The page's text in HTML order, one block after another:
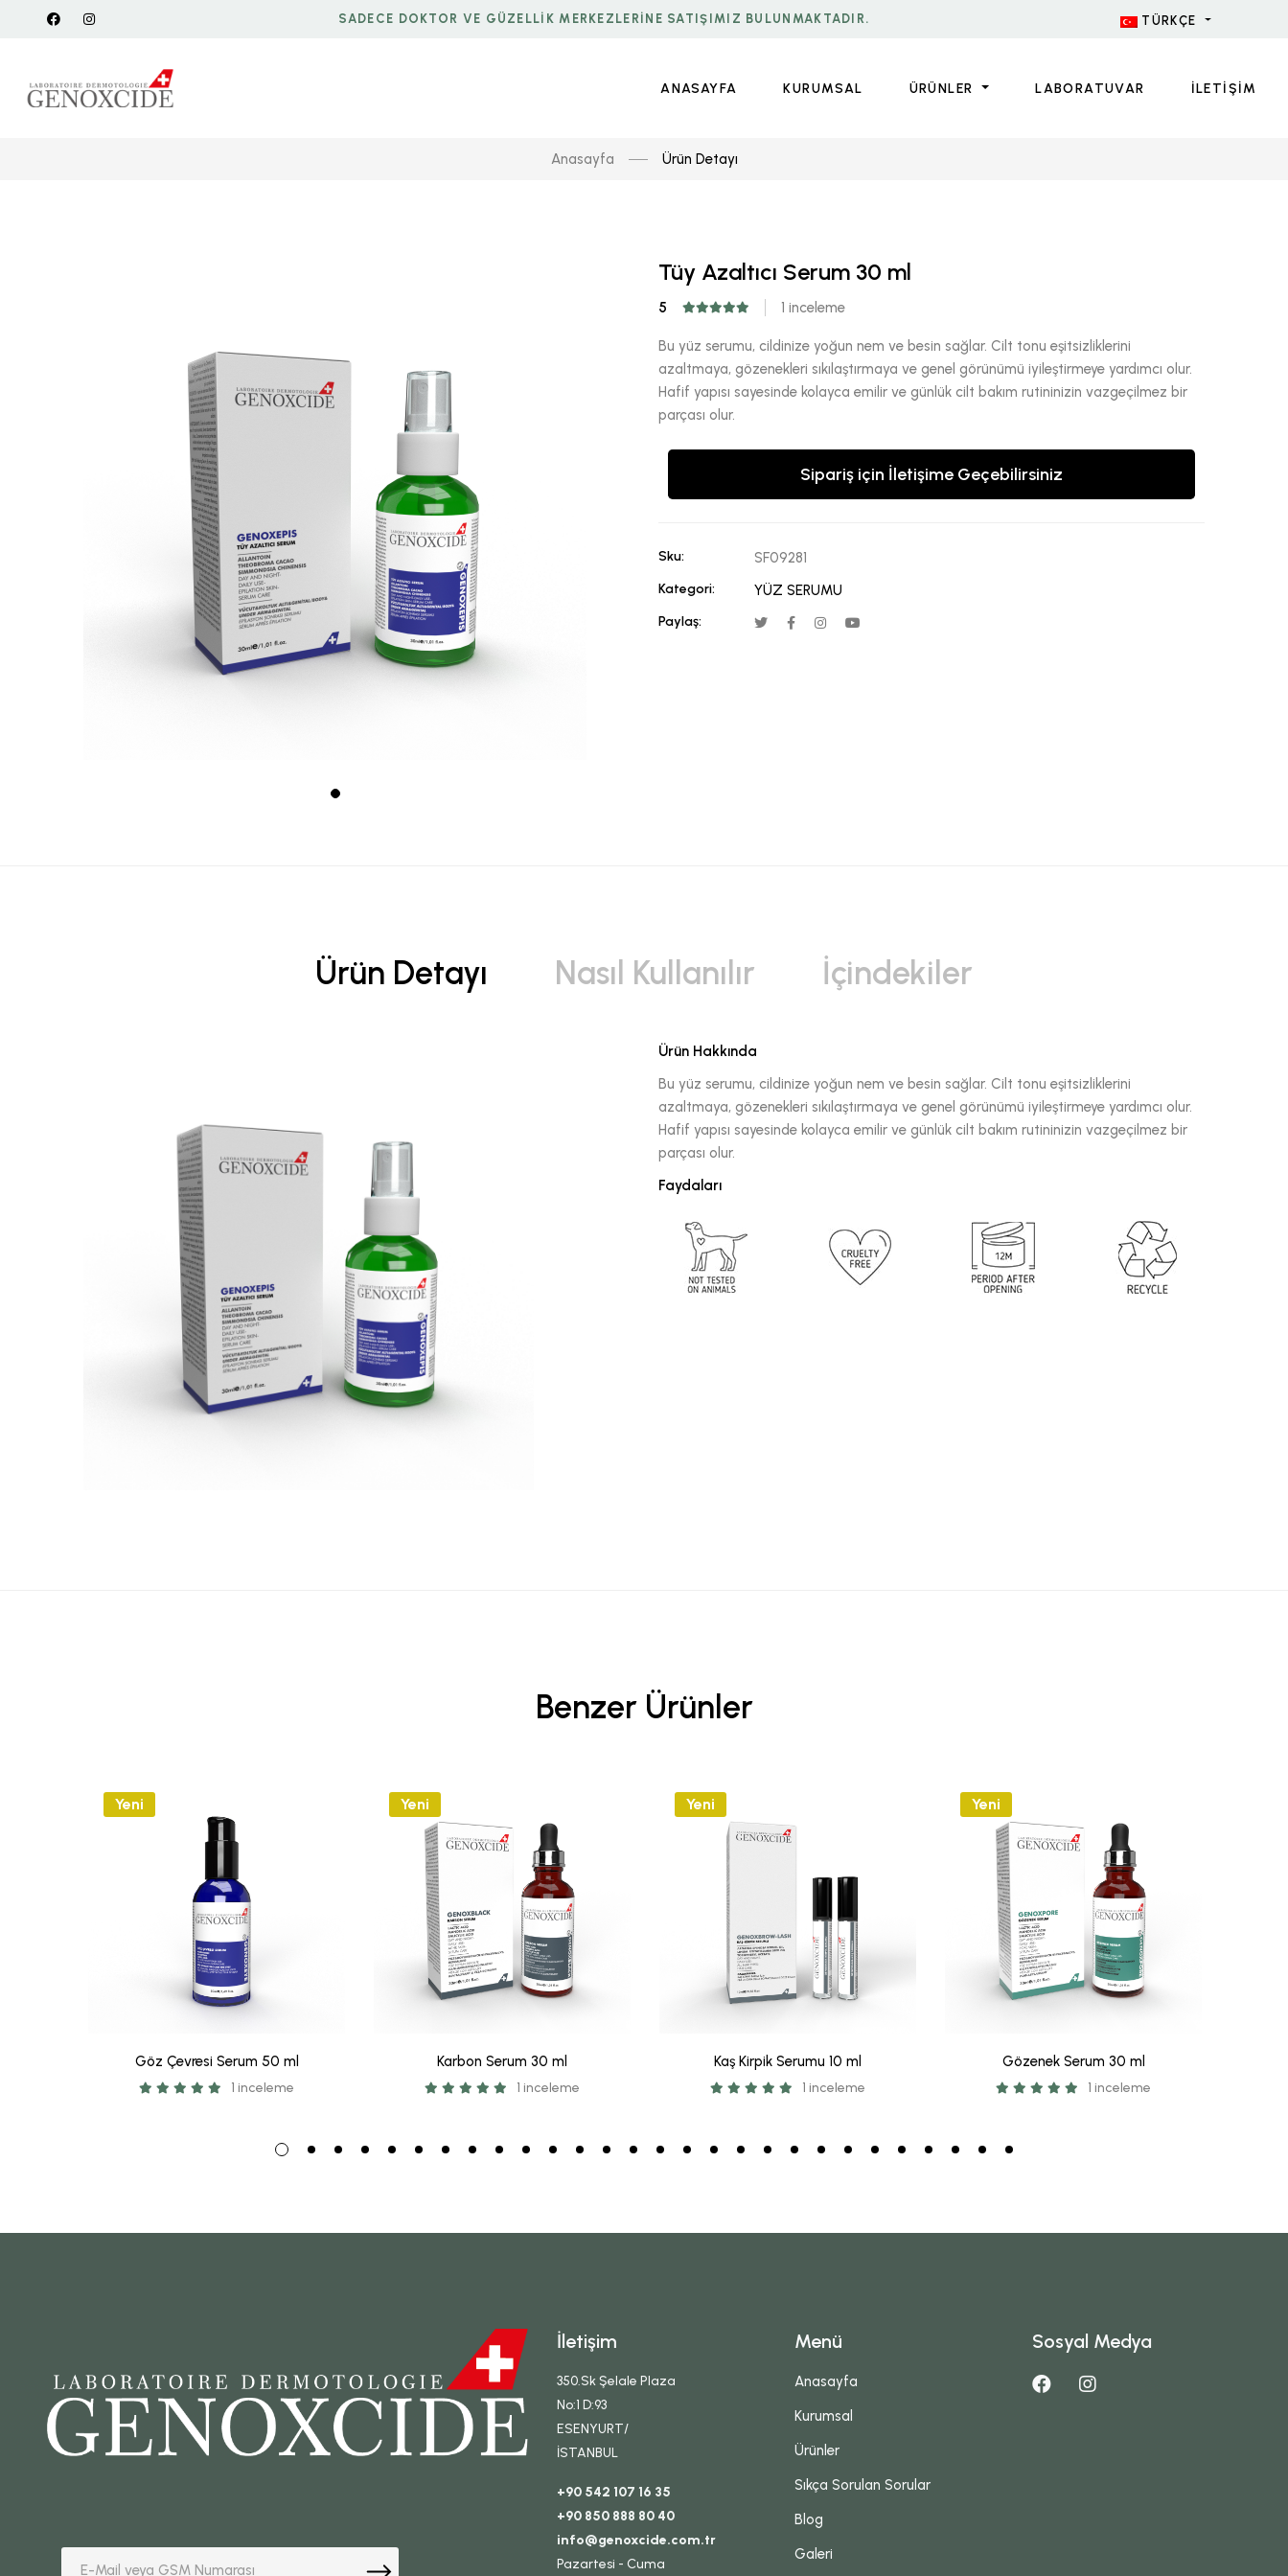
SADECE DOKTOR VE GÜZELLİK MERKEZLERİNE SATIŞIMIZ BULUNMAKTADIR. TÜRKÇE
ANASAYFA KURUMSAL ÜRÜNLER LABORATUVAR İLETİŞİM
Anasayfa Ürün Detayı
Tüy Azaltıcı Serum 30 ml
5 1 inceleme
Bu yüz serumu, cildinize yoğun nem ve besin sağlar. Cilt tonu eşitsizliklerini
azaltmaya, gözenekleri sıkılaştırmaya ve genel görünümü iyileştirmeye yardımcı olur.
Hafif yapısı sayesinde kolayca emilir ve günlük cilt bakım rutininizin vazgeçilmez bir
parçası olur.
Sipariş için İletişime Geçebilirsiniz
Sku: SF09281
Kategori: YÜZ SERUMU
Paylaş:
Ürün Detayı Nasıl Kullanılır İçindekiler
Ürün Hakkında
Bu yüz serumu, cildinize yoğun nem ve besin sağlar. Cilt tonu eşitsizliklerini
azaltmaya, gözenekleri sıkılaştırmaya ve genel görünümü iyileştirmeye yardımcı olur.
Hafif yapısı sayesinde kolayca emilir ve günlük cilt bakım rutininizin vazgeçilmez bir
parçası olur.
Faydaları
Benzer Ürünler
Yeni
Göz Çevresi Serum 50 ml
1 inceleme
Yeni
Karbon Serum 30 ml
1 inceleme
Yeni
Kaş Kirpik Serumu 10 ml
1 inceleme
Yeni
Gözenek Serum 30 ml
1 inceleme
İletişim
350.Sk Şelale Plaza
No:1 D:93
ESENYURT/
İSTANBUL
+90 542 107 16 35
+90 850 888 80 40
info@genoxcide.com.tr
Pazartesi - Cuma
Menü
Anasayfa
Kurumsal
Ürünler
Sıkça Sorulan Sorular
Blog
Galeri
Sosyal Medya